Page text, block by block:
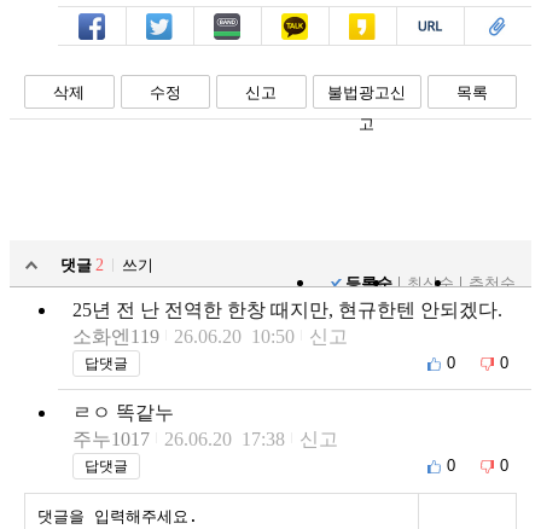
페북 트윗 밴드 카톡 카스 복사 스크랩
삭제 수정 신고
불법광고신
고
목록
댓글 2
쓰기
등록순
최신순 추천순
25년 전 난 전역한 한창 때지만, 현규한텐 안되겠다.
소화엔119
26.06.20 10:50 신고
답댓글 0 0
ㄹㅇ 똑같누
주누1017
26.06.20 17:38 신고
답댓글 0 0